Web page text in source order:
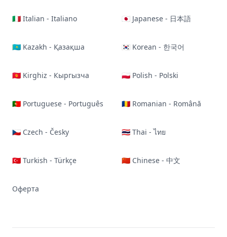
🇮🇹 Italian - Italiano 🇯🇵 Japanese - 日本語
🇰🇿 Kazakh - Қазақша 🇰🇷 Korean - 한국어
🇰🇬 Kirghiz - Кыргызча 🇵🇱 Polish - Polski
🇵🇹 Portuguese - Português 🇷🇴 Romanian - Română
🇨🇿 Czech - Česky 🇹🇭 Thai - ไทย
🇹🇷 Turkish - Türkçe 🇨🇳 Chinese - 中文
Оферта